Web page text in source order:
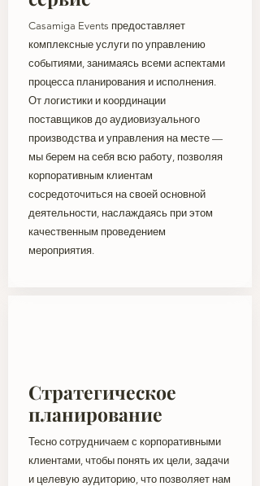
Casamiga Events предоставляет
комплексные услуги по управлению
событиями, занимаясь всеми аспектами
процесса планирования и исполнения.
От логистики и координации
поставщиков до аудиовизуального
производства и управления на месте —
мы берем на себя всю работу, позволяя
корпоративным клиентам
сосредоточиться на своей основной
деятельности, наслаждаясь при этом
качественным проведением
мероприятия.
Стратегическое
планирование
Тесно сотрудничаем с корпоративными
клиентами, чтобы понять их цели, задачи
и целевую аудиторию, что позволяет нам